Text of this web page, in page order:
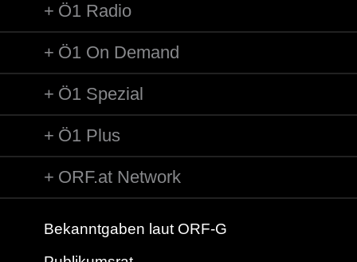
Ö1 Radio
Ö1 On Demand
Ö1 Spezial
Ö1 Plus
ORF.at Network
Bekanntgaben laut ORF-G